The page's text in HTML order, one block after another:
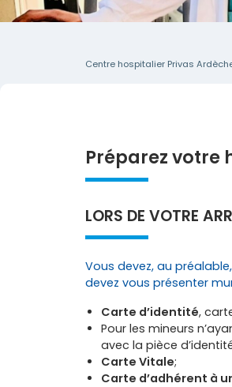
Centre hospitalier Privas
Préparez votre
LORS DE VOTRE
Vous devez, au
devez vous présenter
Carte d’identité,
Pour les mineurs
avec la pièce
Carte Vitale;
Carte d’adhérent à